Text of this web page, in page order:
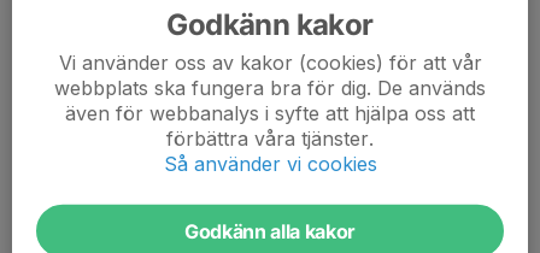
This class is for higher level participants with confident
skills in all of the above categories. For beginners and
continuous level students wishing to take part, please
speak with our coaches beforehand.
Godkänn kakor
Vi använder oss av kakor (cookies) för att vår
webbplats ska fungera bra för dig. De används
även för webbanalys i syfte att hjälpa oss att
förbättra våra tjänster.
Så använder vi cookies
Godkänn alla kakor